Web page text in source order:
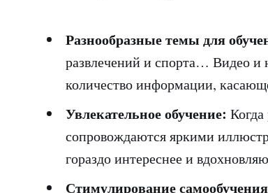
Разнообразные темы для
развлечений и спорта… Видео и
количество информации,
Увлекательное обучение:
сопровождаются яркими
гораздо интереснее и
Стимулирование